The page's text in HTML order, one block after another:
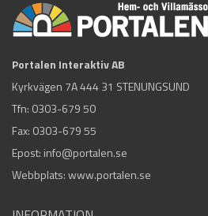
Portalen Interaktiv AB
Kyrkvägen 7A 444 31 STENUNGSUND
Tfn: 0303-679 50
Fax: 0303-679 55
Epost: info@portalen.se
Webbplats: www.portalen.se